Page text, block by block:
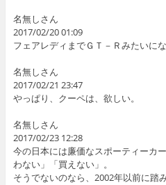
名無しさん
2017/02/20 01:09
フェアレディまでＧＴ－Ｒみたいに
名無しさん
2017/02/21 23:47
やっぱり、クーペは、欲しい。
名無しさん
2017/02/23 12:28
今の日本には廉価なスポーティーカ
わない」「買えない」。
そうでないのなら、2002年以前に踏